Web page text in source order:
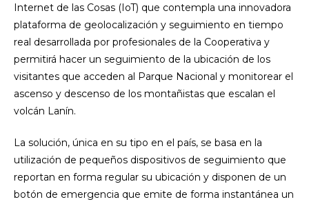
Internet de las Cosas (IoT) que contempla una innovadora
plataforma de geolocalización y seguimiento en tiempo
real desarrollada por profesionales de la Cooperativa y
permitirá hacer un seguimiento de la ubicación de los
visitantes que acceden al Parque Nacional y monitorear el
ascenso y descenso de los montañistas que escalan el
volcán Lanín.
La solución, única en su tipo en el país, se basa en la
utilización de pequeños dispositivos de seguimiento que
reportan en forma regular su ubicación y disponen de un
botón de emergencia que emite de forma instantánea un